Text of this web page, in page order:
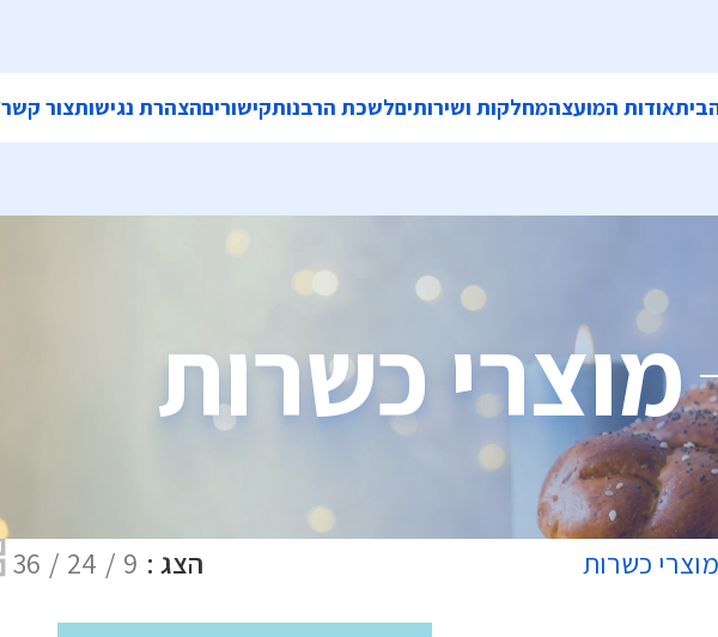
אודות המועצהמחלקות ושירותיםלשכת הרבנותקישוריםהצהרת נגישותצור קשר
מוצרי כשרות
מוצרי כשרות הצג 9
24
36